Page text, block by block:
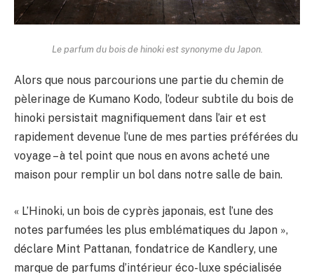
Le parfum du bois de hinoki est synonyme du Japon.
Alors que nous parcourions une partie du chemin de
pèlerinage de Kumano Kodo, l’odeur subtile du bois de
hinoki persistait magnifiquement dans l’air et est
rapidement devenue l’une de mes parties préférées du
voyage – à tel point que nous en avons acheté une
maison pour remplir un bol dans notre salle de bain.
« L’Hinoki, un bois de cyprès japonais, est l’une des
notes parfumées les plus emblématiques du Japon »,
déclare Mint Pattanan, fondatrice de Kandlery, une
marque de parfums d’intérieur éco-luxe spécialisée